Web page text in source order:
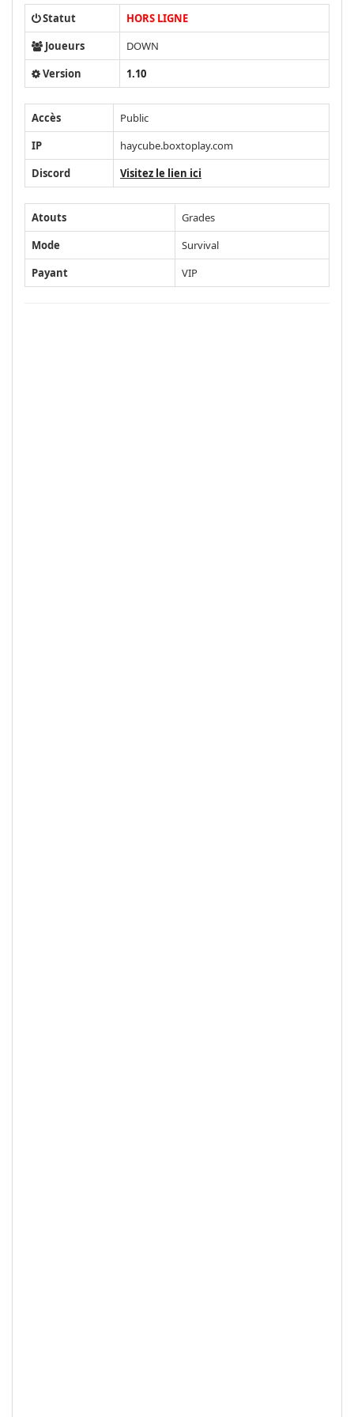
Statut
HORS LIGNE
Joueurs
DOWN
Version
1.10
Accès
Public
IP
haycube.boxtoplay.com
Discord
Visitez le lien ici
Atouts
Grades
Mode
Survival
Payant
VIP